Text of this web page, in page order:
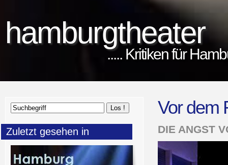
hamburgtheater
..... Kritiken für
Vor dem
DIE ANGST
Zuletzt gesehen in